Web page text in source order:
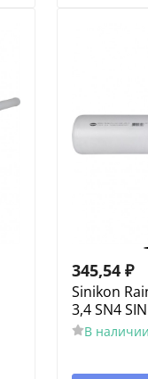
345,54 ₽
Sinikon
3,4 SN4
В наличии